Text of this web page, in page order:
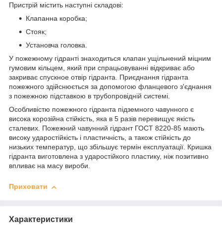
Пристрій містить наступні складові:
Клапанна коробка;
Стояк;
Установча головка.
У пожежному гідранті знаходиться клапан ущільнений міцним
гумовим кільцем, який при спрацьовуванні відкриває або
закриває спускное отвір гідранта. Приєднання гідранта
пожежного здійснюється за допомогою фланцевого з'єднання
з пожежною підставкою в трубопровідній системі.
Особливістю пожежного гідранта підземного чавунного є
висока корозійна стійкість, яка в 5 разів перевищує якість
сталевих. Пожежний чавунний гідрант ГОСТ 8220-85 мають
високу ударостійкість і пластичність, а також стійкість до
низьких температур, що збільшує термін експлуатації. Кришка
гідранта виготовлена з ударостійкого пластику, ніж позитивно
впливає на масу вироби.
Приховати
Характеристики